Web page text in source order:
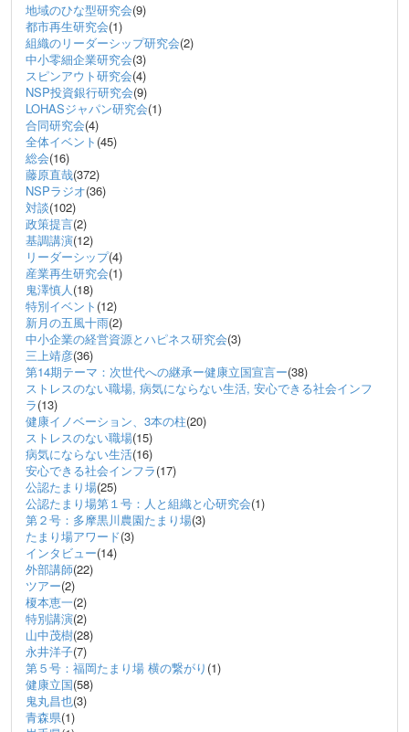
地域のひな型研究会(9)
都市再生研究会(1)
組織のリーダーシップ研究会(2)
中小零細企業研究会(3)
スピンアウト研究会(4)
NSP投資銀行研究会(9)
LOHASジャパン研究会(1)
合同研究会(4)
全体イベント (45)
総会(16)
藤原直哉(372)
NSPラジオ(36)
対談(102)
政策提言(2)
基調講演(12)
リーダーシップ(4)
産業再生研究会(1)
鬼澤慎人(18)
特別イベント (12)
新月の五風十雨(2)
中小企業の経営資源とハピネス研究会(3)
三上靖彦(36)
第14期テーマ：次世代への継承ー健康立国宣言ー(38)
ストレスのない職場, 病気にならない生活, 安心できる社会インフ
ラ(13)
健康イノベーション、3本の柱(20)
ストレスのない職場(15)
病気にならない生活(16)
安心できる社会インフラ(17)
公認たまり場(25)
公認たまり場第１号：人と組織と心研究会(1)
第２号：多摩黒川農園たまり場(3)
たまり場アワード(3)
インタビュー(14)
外部講師(22)
ツアー(2)
榎本恵一(2)
特別講演(2)
山中茂樹(28)
永井洋子(7)
第５号：福岡たまり場 横の繋がり (1)
健康立国(58)
鬼丸昌也(3)
青森県(1)